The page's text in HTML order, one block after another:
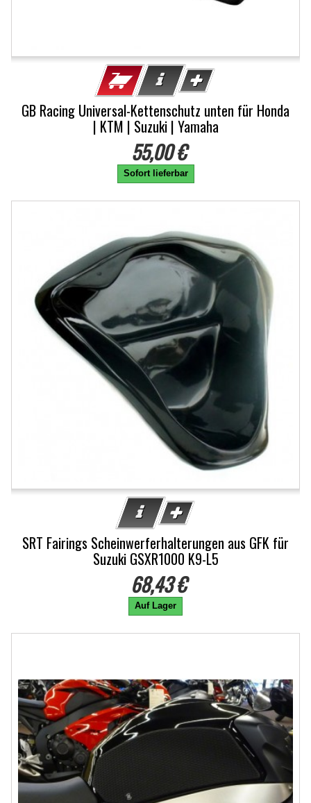
GB Racing Universal-Kettenschutz unten für Honda
| KTM | Suzuki | Yamaha
55,00 €
Sofort lieferbar
SRT Fairings Scheinwerferhalterungen aus GFK für
Suzuki GSXR1000 K9-L5
68,43 €
Auf Lager